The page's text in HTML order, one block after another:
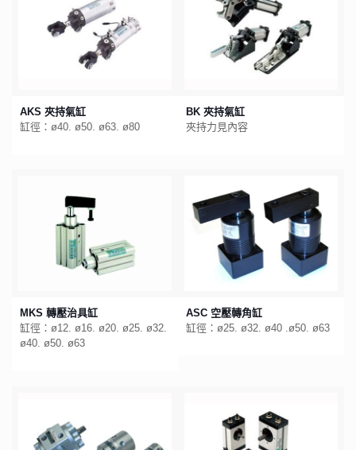
AKS 夾持氣缸
缸徑：ø40. ø50. ø63. ø80
BK 夾持氣缸
夾持力見內容
MKS 轉壓治具缸
缸徑：ø12. ø16. ø20. ø25. ø32.
ø40. ø50. ø63
ASC 空壓轉角缸
缸徑：ø25. ø32. ø40 .ø50. ø63